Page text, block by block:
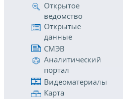
Открытое
ведомство
Открытые
данные
СМЭВ
Аналитический
портал
Видеоматериалы
Карта